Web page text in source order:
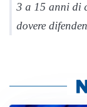
3 a 15 anni di
dovere